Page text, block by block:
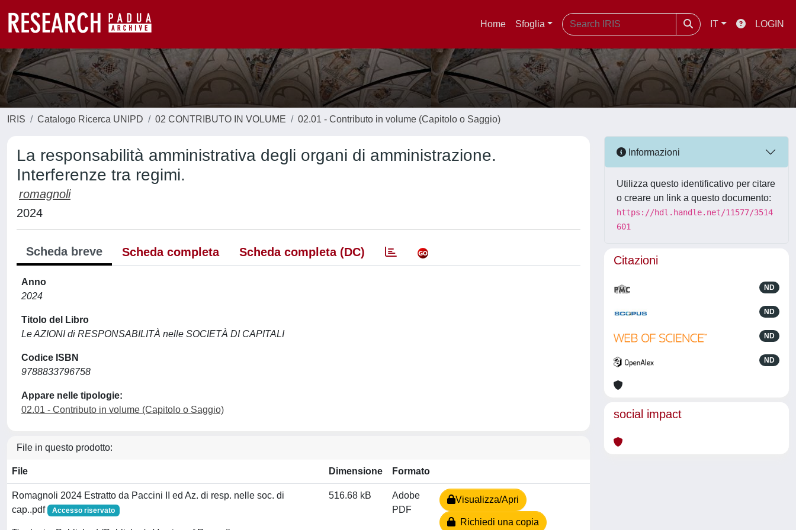
Home Sfoglia IT LOGIN
IRIS Catalogo Ricerca UNIPD 02 CONTRIBUTO IN VOLUME 02.01 - Contributo in volume (Capitolo o Saggio)
La responsabilità amministrativa degli organi di amministrazione.
Interferenze tra regimi.
romagnoli
2024
Scheda breve Scheda completa Scheda completa (DC)
Anno
2024
Titolo del Libro
Le AZIONI di RESPONSABILITÀ nelle SOCIETÀ DI CAPITALI
Codice ISBN
9788833796758
Appare nelle tipologie:
02.01 - Contributo in volume (Capitolo o Saggio)
File in questo prodotto:
File Dimensione Formato
Romagnoli 2024 Estratto da Paccini II ed Az. di resp. nelle soc. di
cap..pdf
Accesso riservato
516.68 kB
Adobe
PDF
Visualizza/Apri
Richiedi una copia
Informazioni
Utilizza questo identificativo per citare
o creare un link a questo documento:
https://hdl.handle.net/11577/3514
601
Citazioni
ND
ND
ND
ND
social impact